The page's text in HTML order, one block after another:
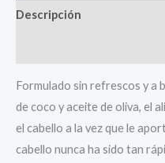
Descripción
Formulado sin refrescos y a
de coco y aceite de oliva, el
el cabello a la vez que le
cabello nunca ha sido tan